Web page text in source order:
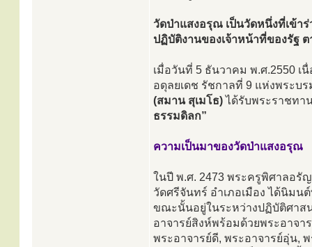
วัดป่าแสงอรุณ เป็นวัดหนึ่งที่เข้า
ปฏิบัติงานของเจ้าหน้าที่ของรัฐ
เมื่อวันที่ 5 ธันวาคม พ.ศ.2550
อดุลยเดช รัชกาลที่ 9 แห่งพระบ
(สมาน สุเมโธ)ได้รับพระราชท
ธรรมดิลก”
ความเป็นมาของวัดป่าแสงอรุณ
ในปี พ.ศ. 2473 พระครูพิศาลอรั
วัดศรีจันทร์ อำเภอเมือง ได้นิม
ขณะนั้นอยู่ในระหว่างปฏิบัติศาส
อาจารย์สิงห์พร้อมด้วยพระอาจา
พระอาจารย์ดี, พระอาจารย์อุ่น,